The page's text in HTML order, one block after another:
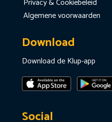
Privacy & Cookiebeleid
Algemene voorwaarden
Download
Download de Klup-app
Social